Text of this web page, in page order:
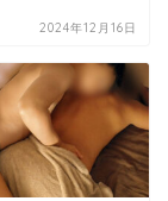
2024年12月16日